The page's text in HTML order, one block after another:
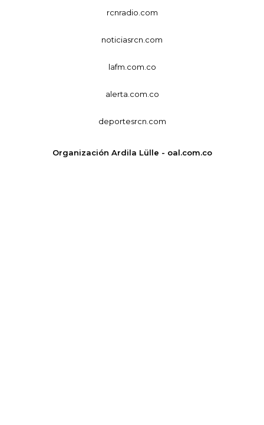
rcnradio.com
noticiasrcn.com
lafm.com.co
alerta.com.co
deportesrcn.com
Organización Ardila Lülle - oal.com.co